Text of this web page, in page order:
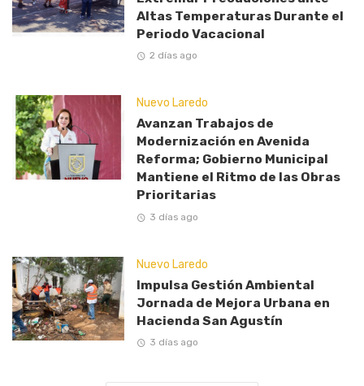
Altas Temperaturas Durante el
Periodo Vacacional
2 días ago
Nuevo Laredo
Avanzan Trabajos de
Modernización en Avenida
Reforma; Gobierno Municipal
Mantiene el Ritmo de las Obras
Prioritarias
3 días ago
Nuevo Laredo
Impulsa Gestión Ambiental
Jornada de Mejora Urbana en
Hacienda San Agustín
3 días ago